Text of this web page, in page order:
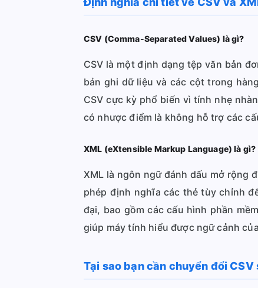
CSV (Comma-Separated Values) là gì?
CSV là một định dạng tệp văn bản
bản ghi dữ liệu và các cột trong
CSV cực kỳ phổ biến vì tính nhẹ
có nhược điểm là không hỗ trợ các
XML (eXtensible Markup Language) là gì?
XML là ngôn ngữ đánh dấu mở rộng
phép định nghĩa các thẻ tùy chỉnh
đại, bao gồm các cấu hình phần
giúp máy tính hiểu được ngữ cảnh
Tại sao bạn cần chuyển đổi CSV